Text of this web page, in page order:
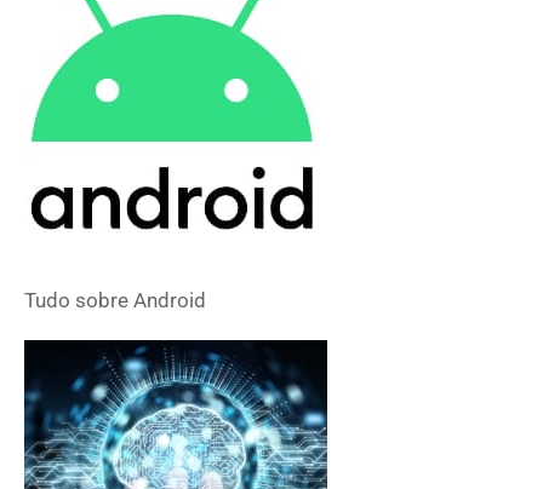
Tudo sobre Android